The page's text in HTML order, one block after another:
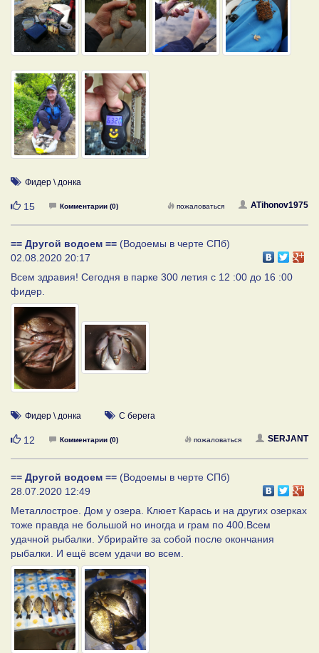
Фидер \ донка
Нравится
15 Комментарии (0) ATihonov1975
пожаловаться
== Другой водоем == (Водоемы в черте СПб)
02.08.2020 20:17
Всем здравия! Сегодня в парке 300 летия с 12 :00 до 16 :00
фидер.
Фидер \ донка С берега
Нравится
12 Комментарии (0) SERJANT
пожаловаться
== Другой водоем == (Водоемы в черте СПб)
28.07.2020 12:49
Металлострое. Дом у озера. Клюет Карась и на других озерках
тоже правда не большой но иногда и грам по 400.Всем
удачной рыбалки. Убрирайте за собой после окончания
рыбалки. И ещё всем удачи во всем.